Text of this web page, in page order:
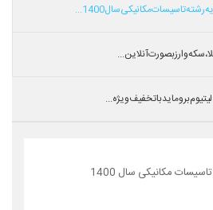
تاسیسات مکانیکی سال 1400...
و ارز بصورت آنلاین...
بروماید با تخفیف ویژه...
مکانیکی سال 1400